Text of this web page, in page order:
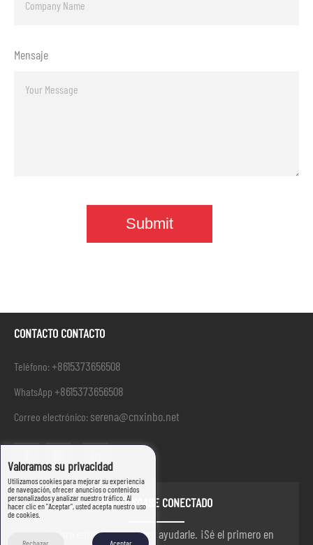
Mensaje
CONTACTO CONTACTO
Teléfono:+8615373656508
WhatsApp +8615373656508
Correo electrónico: serena@cnxinbo.net
MANTÉNGASE CONECTADO
siempre estamos aquí para ayudarle. ¡Sé el primero en
Valoramos su privacidad
Utilizamos cookies para mejorar su experiencia
de navegación, ofrecer anuncios o contenidos
personalizados y analizar nuestro tráfico. Al
hacer clic en "Aceptar", usted acepta nuestro uso
de cookies.
Rechazar Aceptar